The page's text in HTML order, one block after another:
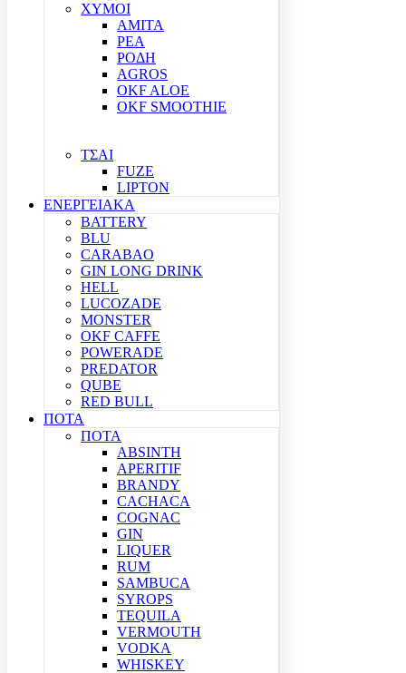
ΧΥΜΟΙ
ΑΜΙΤΑ
ΡΕΑ
ΡΟΔΗ
AGROS
OKF ALOE
OKF SMOOTHIE
ΤΣΑΙ
FUZE
LIPTON
ΕΝΕΡΓΕΙΑΚΑ
BATTERY
BLU
CARABAO
GIN LONG DRINK
HELL
LUCOZADE
MONSTER
OKF CAFFE
POWERADE
PREDATOR
QUBE
RED BULL
ΠΟΤΑ
ΠΟΤΑ
ABSINTH
APERITIF
BRANDY
CACHACA
COGNAC
GIN
LIQUER
RUM
SAMBUCA
SYROPS
TEQUILA
VERMOUTH
VODKA
WHISKEY